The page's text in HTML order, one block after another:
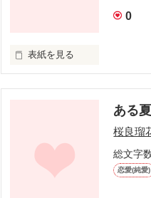
前は、私たちは幸せになれな
忘れ去られた、『今』に埋
0
表紙を見る
ある夏の思い出〜よつばの
ある
桜良瑠
総文字
恋愛(純愛)